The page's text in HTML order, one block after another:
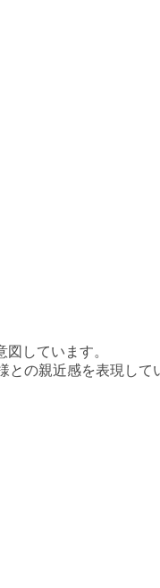
しています。
の親近感を表現して